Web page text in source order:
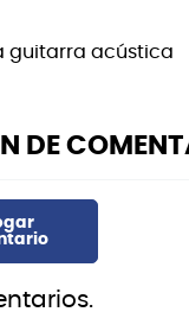
guitarra acústica